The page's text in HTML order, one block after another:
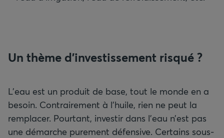
Un thème d’investissement risqué ?
L’eau est un produit de base, tout le monde en a
besoin. Contrairement à l’huile, rien ne peut la
remplacer. Pourtant, investir dans l’eau n’est pas
une démarche purement défensive. Certains sous-